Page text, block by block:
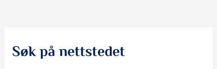
Søk på nettstedet